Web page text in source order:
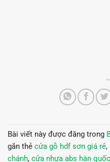
Bài viết này được đăng trong
gắn thẻ cửa gỗ hdf sơn giá rẻ,
chánh, cửa nhựa abs hàn quốc